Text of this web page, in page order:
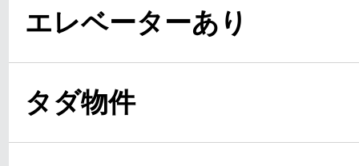
エレベーターあり
タダ物件